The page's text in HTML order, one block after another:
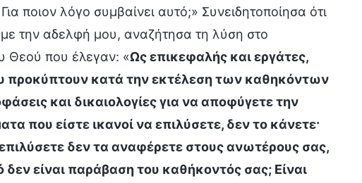
ποιον λόγο συμβαίνει αυτό;» Συνειδητοποίησα ότι
την αδελφή μου, αναζήτησα τη λύση στο
Θεού που έλεγαν: «Ως επικεφαλής και εργάτες,
προκύπτουν κατά την εκτέλεση των καθηκόντων
και δικαιολογίες για να αποφύγετε την
που είστε ικανοί να επιλύσετε, δεν το κάνετε·
δεν τα αναφέρετε στους ανωτέρους σας,
είναι παράβαση του καθήκοντός σας; Είναι